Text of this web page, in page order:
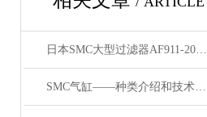
日本SMC大型过滤器AF911-20和AF60-10的区别
SMC气缸——种类介绍和技术资料